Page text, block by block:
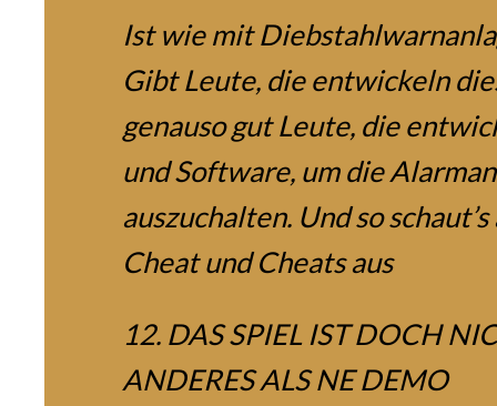
Ist wie mit
Gibt Leute, die entwickeln
genauso gut Leute, die
und Software, um die
auszuchalten. Und so
Cheat und Cheats aus
12. DAS SPIEL IST DOCH
ANDERES ALS NE DEMO